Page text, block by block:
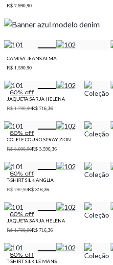
R$ 7.990,90
CAMISA JEANS ALMA
R$ 1.590,90
60% off
JAQUETA SARJA HELENA
R$ 1.790,90R$ 716,36
60% off
COLETE COURO SPRAY ZION
R$ 8.990,90R$ 3.596,36
60% off
T-SHIRT SILK ANGLIA
R$ 790,90R$ 316,36
60% off
JAQUETA SARJA HELENA
R$ 1.790,90R$ 716,36
60% off
T-SHIRT SILK LE MANS